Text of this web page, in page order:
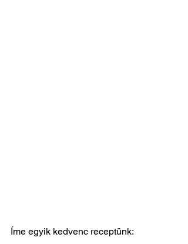
Íme egyik kedvenc receptünk: